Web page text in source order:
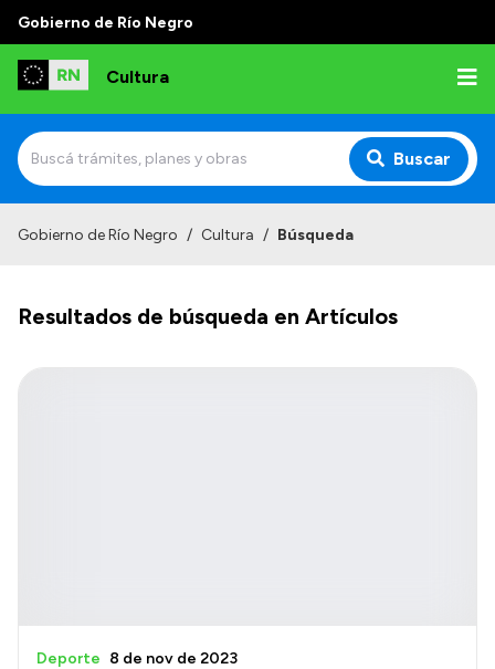
Gobierno de Río Negro
Cultura
Buscar
Funciones
Compras y licitaciones
Gobierno de Río Negro / Cultura / Búsqueda
Resultados de búsqueda en Artículos
Deporte 8 de nov de 2023